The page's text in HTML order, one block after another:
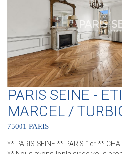
(ACHAT - VENTE - LOCATION -
ÉVALUATION OFFERTE SOUS 24 H).
PARIS SEINE -
MARCEL /
75001 PARIS
** PARIS SEINE ** PARIS 1er **